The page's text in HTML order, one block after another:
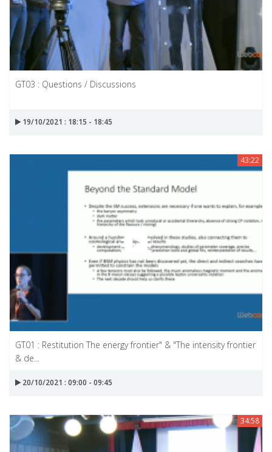
GT03 : Questions / Discussions
19/10/2021 : 18:15 - 18:45
43:22
GT01 : Restitution The energy frontier" & "The intensity frontier
& de...
20/10/2021 : 09:00 - 09:45
34:58